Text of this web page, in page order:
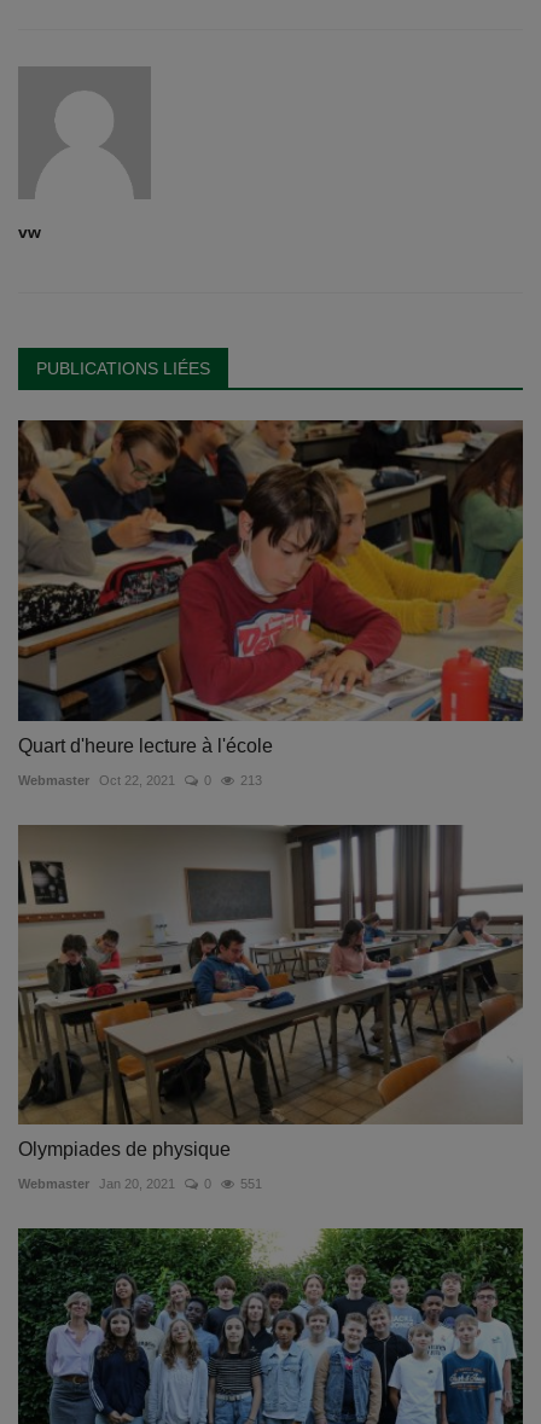
vw
PUBLICATIONS LIÉES
Quart d'heure lecture à l'école
Webmaster Oct 22, 2021 0 213
Olympiades de physique
Webmaster Jan 20, 2021 0 551